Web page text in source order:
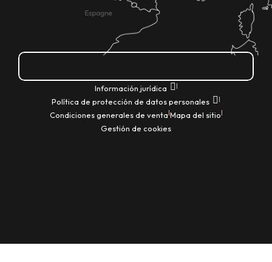
Información jurídica |
Política de protección de datos personales |
Condiciones generales de venta|Mapa del sitio|
Gestión de cookies